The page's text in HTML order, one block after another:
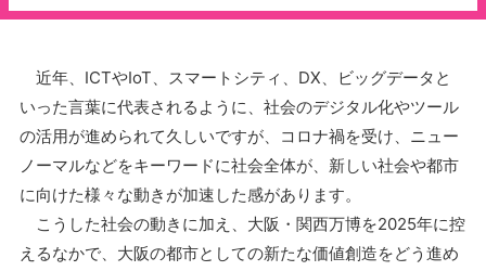
近年、ICTやIoT、スマートシティ、DX、ビッグデータと
いった言葉に代表されるように、社会のデジタル化やツール
の活用が進められて久しいですが、コロナ禍を受け、ニュー
ノーマルなどをキーワードに社会全体が、新しい社会や都市
に向けた様々な動きが加速した感があります。
こうした社会の動きに加え、大阪・関西万博を2025年に控
えるなかで、大阪の都市としての新たな価値創造をどう進め